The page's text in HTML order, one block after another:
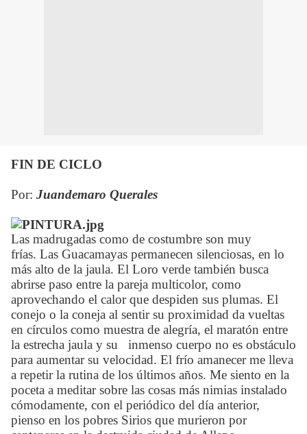
FIN DE CICLO
Por: Juandemaro Querales
Las madrugadas como de costumbre son muy
frías. Las Guacamayas permanecen silenciosas, en lo
más alto de la jaula. El Loro verde también busca
abrirse paso entre la pareja multicolor, como
aprovechando el calor que despiden sus plumas. El
conejo o la coneja al sentir su proximidad da vueltas
en círculos como muestra de alegría, el maratón entre
la estrecha jaula y su
inmenso cuerpo no es obstáculo
para aumentar su velocidad. El frío amanecer me lleva
a repetir la rutina de los últimos años. Me siento en la
poceta a meditar sobre las cosas más nimias instalado
cómodamente, con el periódico del día anterior,
pienso en los pobres Sirios que murieron por